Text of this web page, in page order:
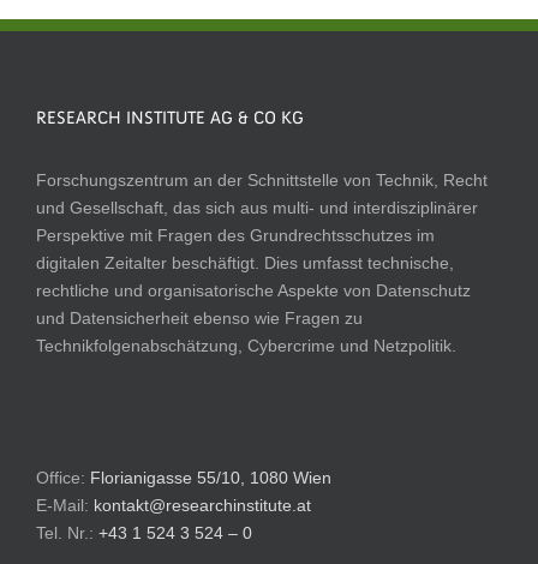
RESEARCH INSTITUTE AG & CO KG
Forschungszentrum an der Schnittstelle von Technik, Recht
und Gesellschaft, das sich aus multi- und interdisziplinärer
Perspektive mit Fragen des Grundrechtsschutzes im
digitalen Zeitalter beschäftigt. Dies umfasst technische,
rechtliche und organisatorische Aspekte von Datenschutz
und Datensicherheit ebenso wie Fragen zu
Technikfolgenabschätzung, Cybercrime und Netzpolitik.
Office: Florianigasse 55/10, 1080 Wien
E-Mail: kontakt@researchinstitute.at
Tel. Nr.: +43 1 524 3 524 – 0